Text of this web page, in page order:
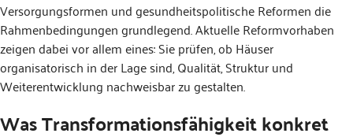
Versorgungsformen und gesundheitspolitische Reformen die
Rahmenbedingungen grundlegend. Aktuelle Reformvorhaben
zeigen dabei vor allem eines: Sie prüfen, ob Häuser
organisatorisch in der Lage sind, Qualität, Struktur und
Weiterentwicklung nachweisbar zu gestalten.
Was Transformationsfähigkeit konkret